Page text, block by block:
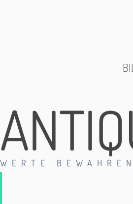
WERTE BEWAHREN